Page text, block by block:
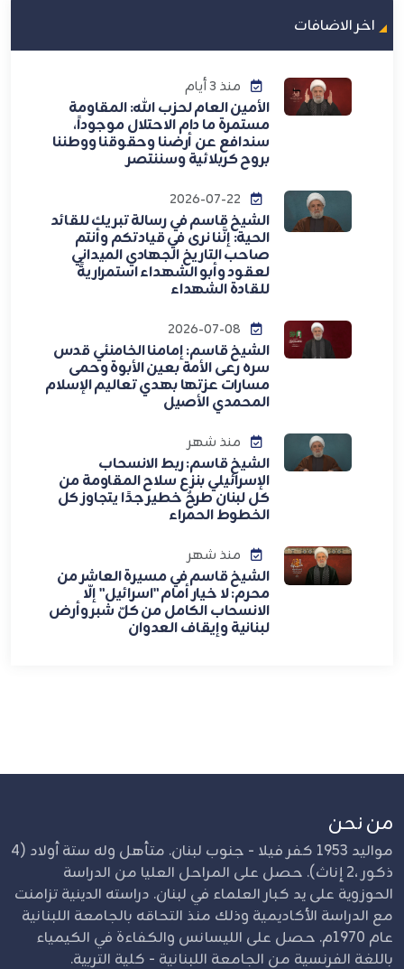
اخر الاضافات
منذ 3 أيام
الأمين العام لحزب الله: المقاومة
مستمرة ما دام الاحتلال موجوداً،
سندافع عن أرضنا وحقوقنا ووطننا
بروح كربلائية وسننتصر
الشيخ قاسم في رسالة تبريك للقائد
الحية: إنَّنا نرى في قيادتكم وأنتم
صاحب التاريخ الجهادي الميداني
لعقود وأبو الشهداء استمراريةً
للقادة الشهداء
الشيخ قاسم: إمامنا الخامنئي قدس
سره رعى الأمة بعين الأبوة وحمى
مسارات عزتها بهدي تعاليم الإسلام
المحمدي الأصيل
منذ شهر
الشيخ قاسم: ربط الانسحاب
الإسرائيلي بنزع سلاح المقاومة من
كل لبنان طرحٌ خطير جدًا يتجاوز كل
الخطوط الحمراء
منذ شهر
الشيخ قاسم في مسيرة العاشر من
محرم: لا خيار أمام "اسرائيل" إلّا
الانسحاب الكامل من كلّ شبر وأرض
لبنانية وإيقاف العدوان
من نحن
مواليد 1953 كفر فيلا - جنوب لبنان. متأهل وله ستة أولاد (4
ذكور ،2 إناث). حصل على المراحل العليا من الدراسة
الحوزوية على يد كبار العلماء في لبنان. دراسته الدينية تزامنت
مع الدراسة الأكاديمية وذلك منذ التحاقه بالجامعة اللبنانية
عام 1970م. حصل على الليسانس والكفاءة في الكيمياء
باللغة الفرنسية من الجامعة اللبنانية - كلية التربية.